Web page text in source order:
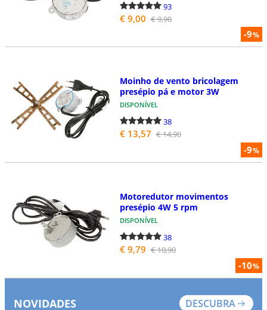
-9%
93
€ 9,00 € 9,90
-9%
Moinho de vento bricolagem
presépio pá e motor 3W
DISPONÍVEL
38
€ 13,57 € 14,90
-10%
Motoredutor movimentos
presépio 4W 5 rpm
DISPONÍVEL
38
€ 9,79 € 10,90
NOVIDADES DESCUBRA